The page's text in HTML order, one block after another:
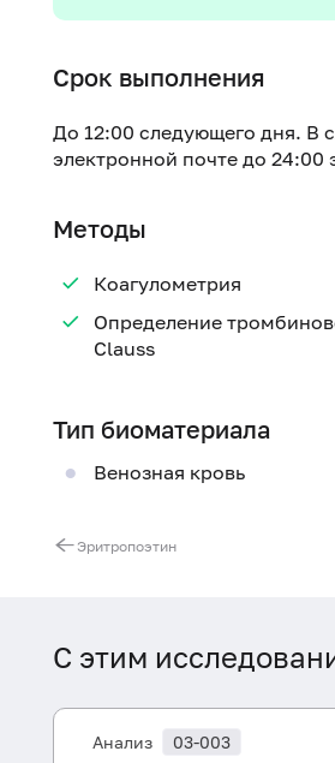
Срок выполнения
До 12:00 следующего дня. В
электронной почте до 24:00
Методы
Коагулометрия
Определение
Clauss
Тип биоматериала
Венозная кровь
Эритропоэтин
С этим
Анализ 03-003